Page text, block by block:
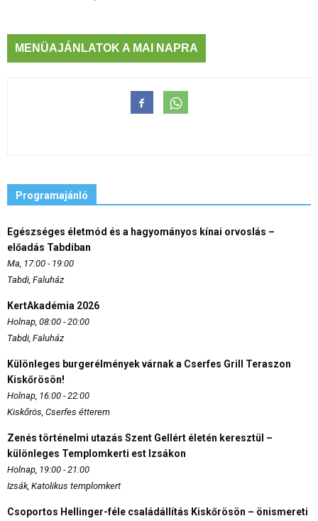
MENÜAJÁNLATOK A MAI NAPRA
Programajánló
Egészséges életmód és a hagyományos kínai orvoslás –
előadás Tabdiban
Ma, 17:00 - 19:00
Tabdi, Faluház
KertAkadémia 2026
Holnap, 08:00 - 20:00
Tabdi, Faluház
Különleges burgerélmények várnak a Cserfes Grill Teraszon
Kiskőrösön!
Holnap, 16:00 - 22:00
Kiskőrös, Cserfes étterem
Zenés történelmi utazás Szent Gellért életén keresztül –
különleges Templomkerti est Izsákon
Holnap, 19:00 - 21:00
Izsák, Katolikus templomkert
Csoportos Hellinger-féle családállítás Kiskőrösön – önismereti